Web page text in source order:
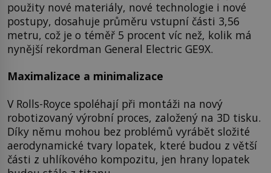
použity nové materiály, nové technologie i nové
postupy, dosahuje průměru vstupní části 3,56
metru, což je o téměř 5 procent víc než, kolik má
nynější rekordman General Electric GE9X.
Maximalizace a minimalizace
V Rolls-Royce spoléhají při montáži na nový
robotizovaný výrobní proces, založený na 3D tisku.
Díky němu mohou bez problémů vyrábět složité
aerodynamické tvary lopatek, které budou z větší
části z uhlíkového kompozitu, jen hrany lopatek